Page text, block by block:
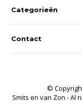
Categorieën
Contact
©
Smits en van Zon - Al